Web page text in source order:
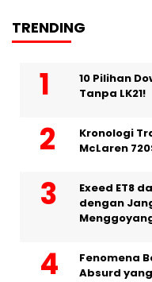
TRENDING
10 Pilihan
Tanpa LK21!
Kronologi
McLaren
Exeed ET8
dengan
Fenomena
Absurd